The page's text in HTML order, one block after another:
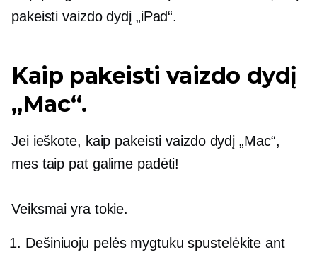
pakeisti vaizdo dydį „iPad“.
Kaip pakeisti vaizdo dydį
„Mac“.
Jei ieškote, kaip pakeisti vaizdo dydį „Mac“,
mes taip pat galime padėti!
Veiksmai yra tokie.
Dešiniuoju pelės mygtuku spustelėkite ant